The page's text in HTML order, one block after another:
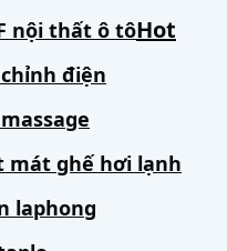
nội thất ô tô
điện
mát ghế hơi lạnh
laphong